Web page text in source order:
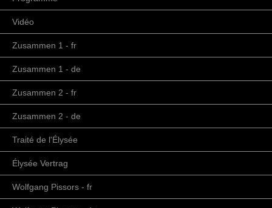
Vidéo
Zusammen 1 - fr
Zusammen 1 - de
Zusammen 2 - fr
Zusammen 2 - de
Traité de l'Élysée
Élysée Vertrag
Wolfgang Pissors - fr